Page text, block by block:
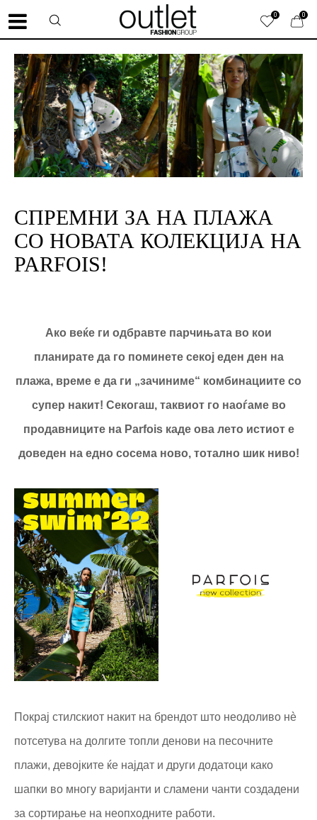
0
0
СПРЕМНИ ЗА НА ПЛАЖА
СО НОВАТА КОЛЕКЦИЈА НА
PARFOIS!
Ако веќе ги одбравте парчињата во кои
планирате да го поминете секој еден ден на
плажа, време е да ги „зачиниме“ комбинациите со
супер накит! Секогаш, таквиот го наоѓаме во
продавниците на Parfois каде ова лето истиот е
доведен на едно сосема ново, тотално шик ниво!
Покрај стилскиот накит на брендот што неодоливо нè
потсетува на долгите топли денови на песочните
плажи, девојките ќе најдат и други додатоци како
шапки во многу варијанти и сламени чанти создадени
за сортирање на неопходните работи.